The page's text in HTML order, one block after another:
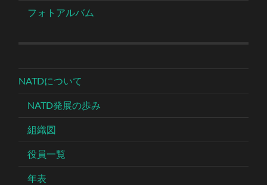
フォトアルバム
NATDについて
NATD発展の歩み
組織図
役員一覧
年表